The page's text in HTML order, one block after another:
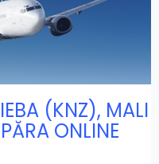
(KNZ), MALI
ONLINE